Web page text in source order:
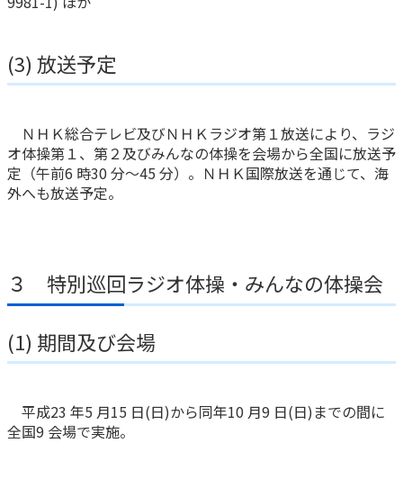
(3) 放送予定
ＮＨＫ総合テレビ及びＮＨＫラジオ第１放送により、ラジ
オ体操第１、第２及びみんなの体操を会場から全国に放送予
定（午前6 時30 分～45 分）。ＮＨＫ国際放送を通じて、海
外へも放送予定。
３ 特別巡回ラジオ体操・みんなの体操会
(1) 期間及び会場
平成23 年5 月15 日(日)から同年10 月9 日(日)までの間に
全国9 会場で実施。